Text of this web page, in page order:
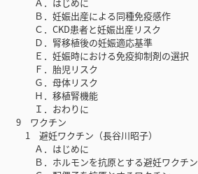
Ｂ．妊娠出産による同種免疫感作
Ｃ．CKD患者と妊娠出産リスク
Ｄ．腎移植後の妊娠適応基準
Ｅ．妊娠時における免疫抑制剤の選択
Ｆ．胎児リスク
Ｇ．母体リスク
Ｈ．移植腎機能
Ｉ．おわりに
9 ワクチン
1 避妊ワクチン（長谷川昭子）
Ａ．はじめに
Ｂ．ホルモンを抗原とする避妊ワクチン